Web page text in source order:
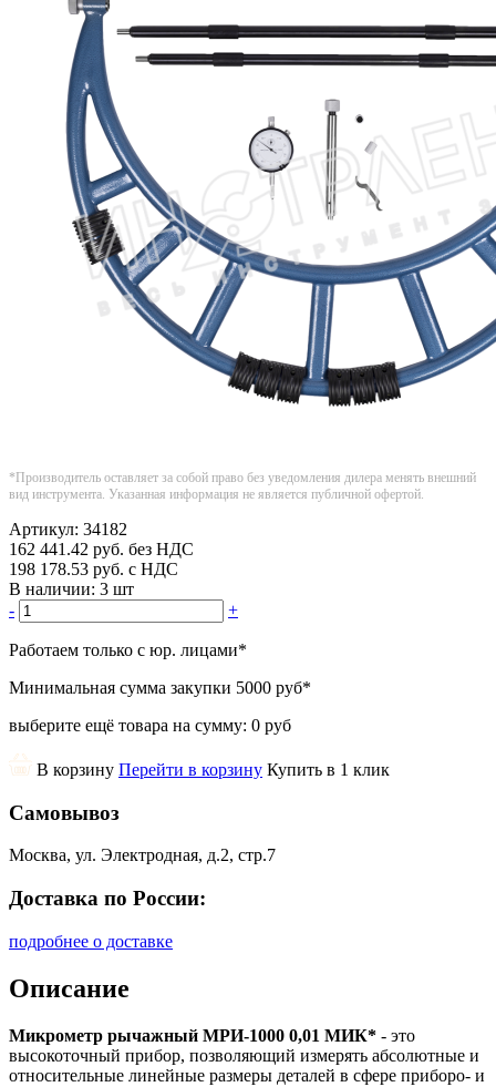
*Производитель оставляет за собой право без уведомления дилера менять внешний
вид инструмента. Указанная информация не является публичной офертой.
Артикул: 34182
162 441.42 руб. без НДС
198 178.53 руб. с НДС
В наличии: 3 шт
-
+
Работаем только с юр. лицами*
Минимальная сумма закупки 5000 руб*
выберите ещё товара на сумму: 0 руб
В корзину Перейти в корзину Купить в 1 клик
Самовывоз
Москва, ул. Электродная, д.2, стр.7
Доставка по России:
подробнее о доставке
Описание
Микрометр рычажный МРИ-1000 0,01 МИК* - это
высокоточный прибор, позволяющий измерять абсолютные и
относительные линейные размеры деталей в сфере приборо- и